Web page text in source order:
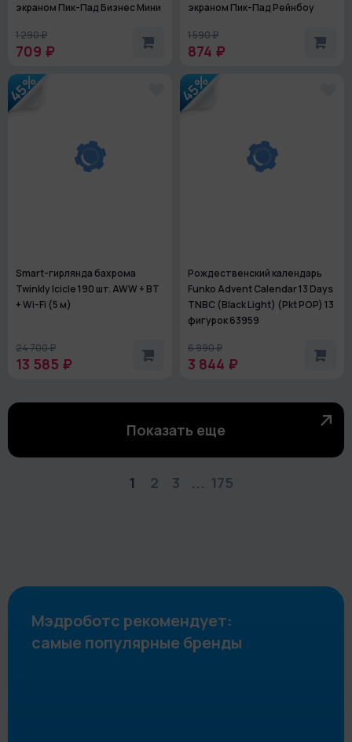
экраном Пик-Пад Бизнес Мини
1 290 ₽
709 ₽
экраном Пик-Пад Рейнбоу
1 590 ₽
874 ₽
45%
Smart-гирлянда бахрома
Twinkly Icicle 190 шт. AWW + BT
+ Wi-Fi (5 м)
24 700 ₽
13 585 ₽
45%
Рождественский календарь
Funko Advent Calendar 13 Days
TNBC (Black Light) (Pkt POP) 13
фигурок 63959
6 990 ₽
3 844 ₽
Показать еще
1 2 3 ... 175
Мэдроботс рекомендует:
самые популярные бренды